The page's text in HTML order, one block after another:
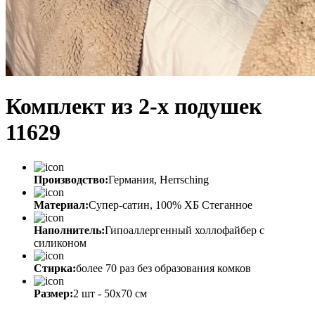
Комплект из 2-х подушек
11629
Производство:Германия, Herrsching
Материал:Супер-сатин, 100% ХБ Стеганное
Наполнитель:Гипоаллергенный холлофайбер с
силиконом
Стирка:более 70 раз без образования комков
Размер:2 шт - 50х70 см